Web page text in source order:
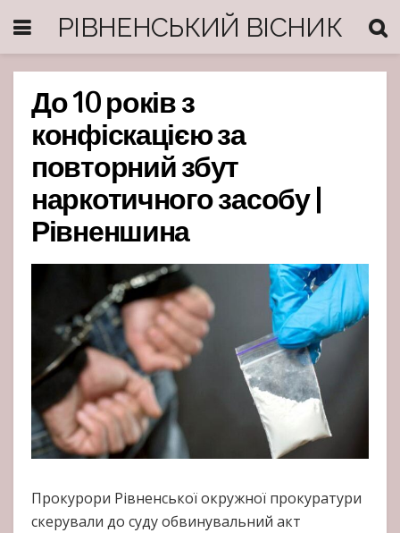
РІВНЕНСЬКИЙ ВІСНИК
До 10 років з
конфіскацією за
повторний збут
наркотичного засобу |
Рівненшина
Прокурори Рівненської окружної прокуратури
скерували до суду обвинувальний акт